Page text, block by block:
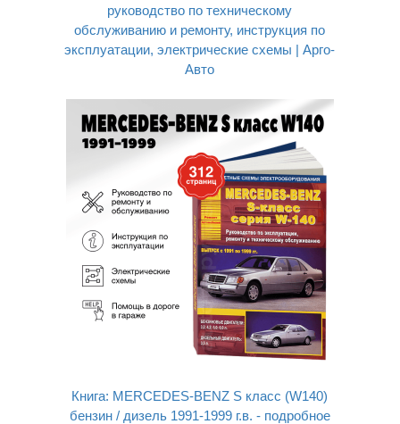
руководство по техническому
обслуживанию и ремонту, инструкция по
эксплуатации, электрические схемы | Арго-
Авто
Книга: MERCEDES-BENZ S класс (W140)
бензин / дизель 1991-1999 г.в. - подробное